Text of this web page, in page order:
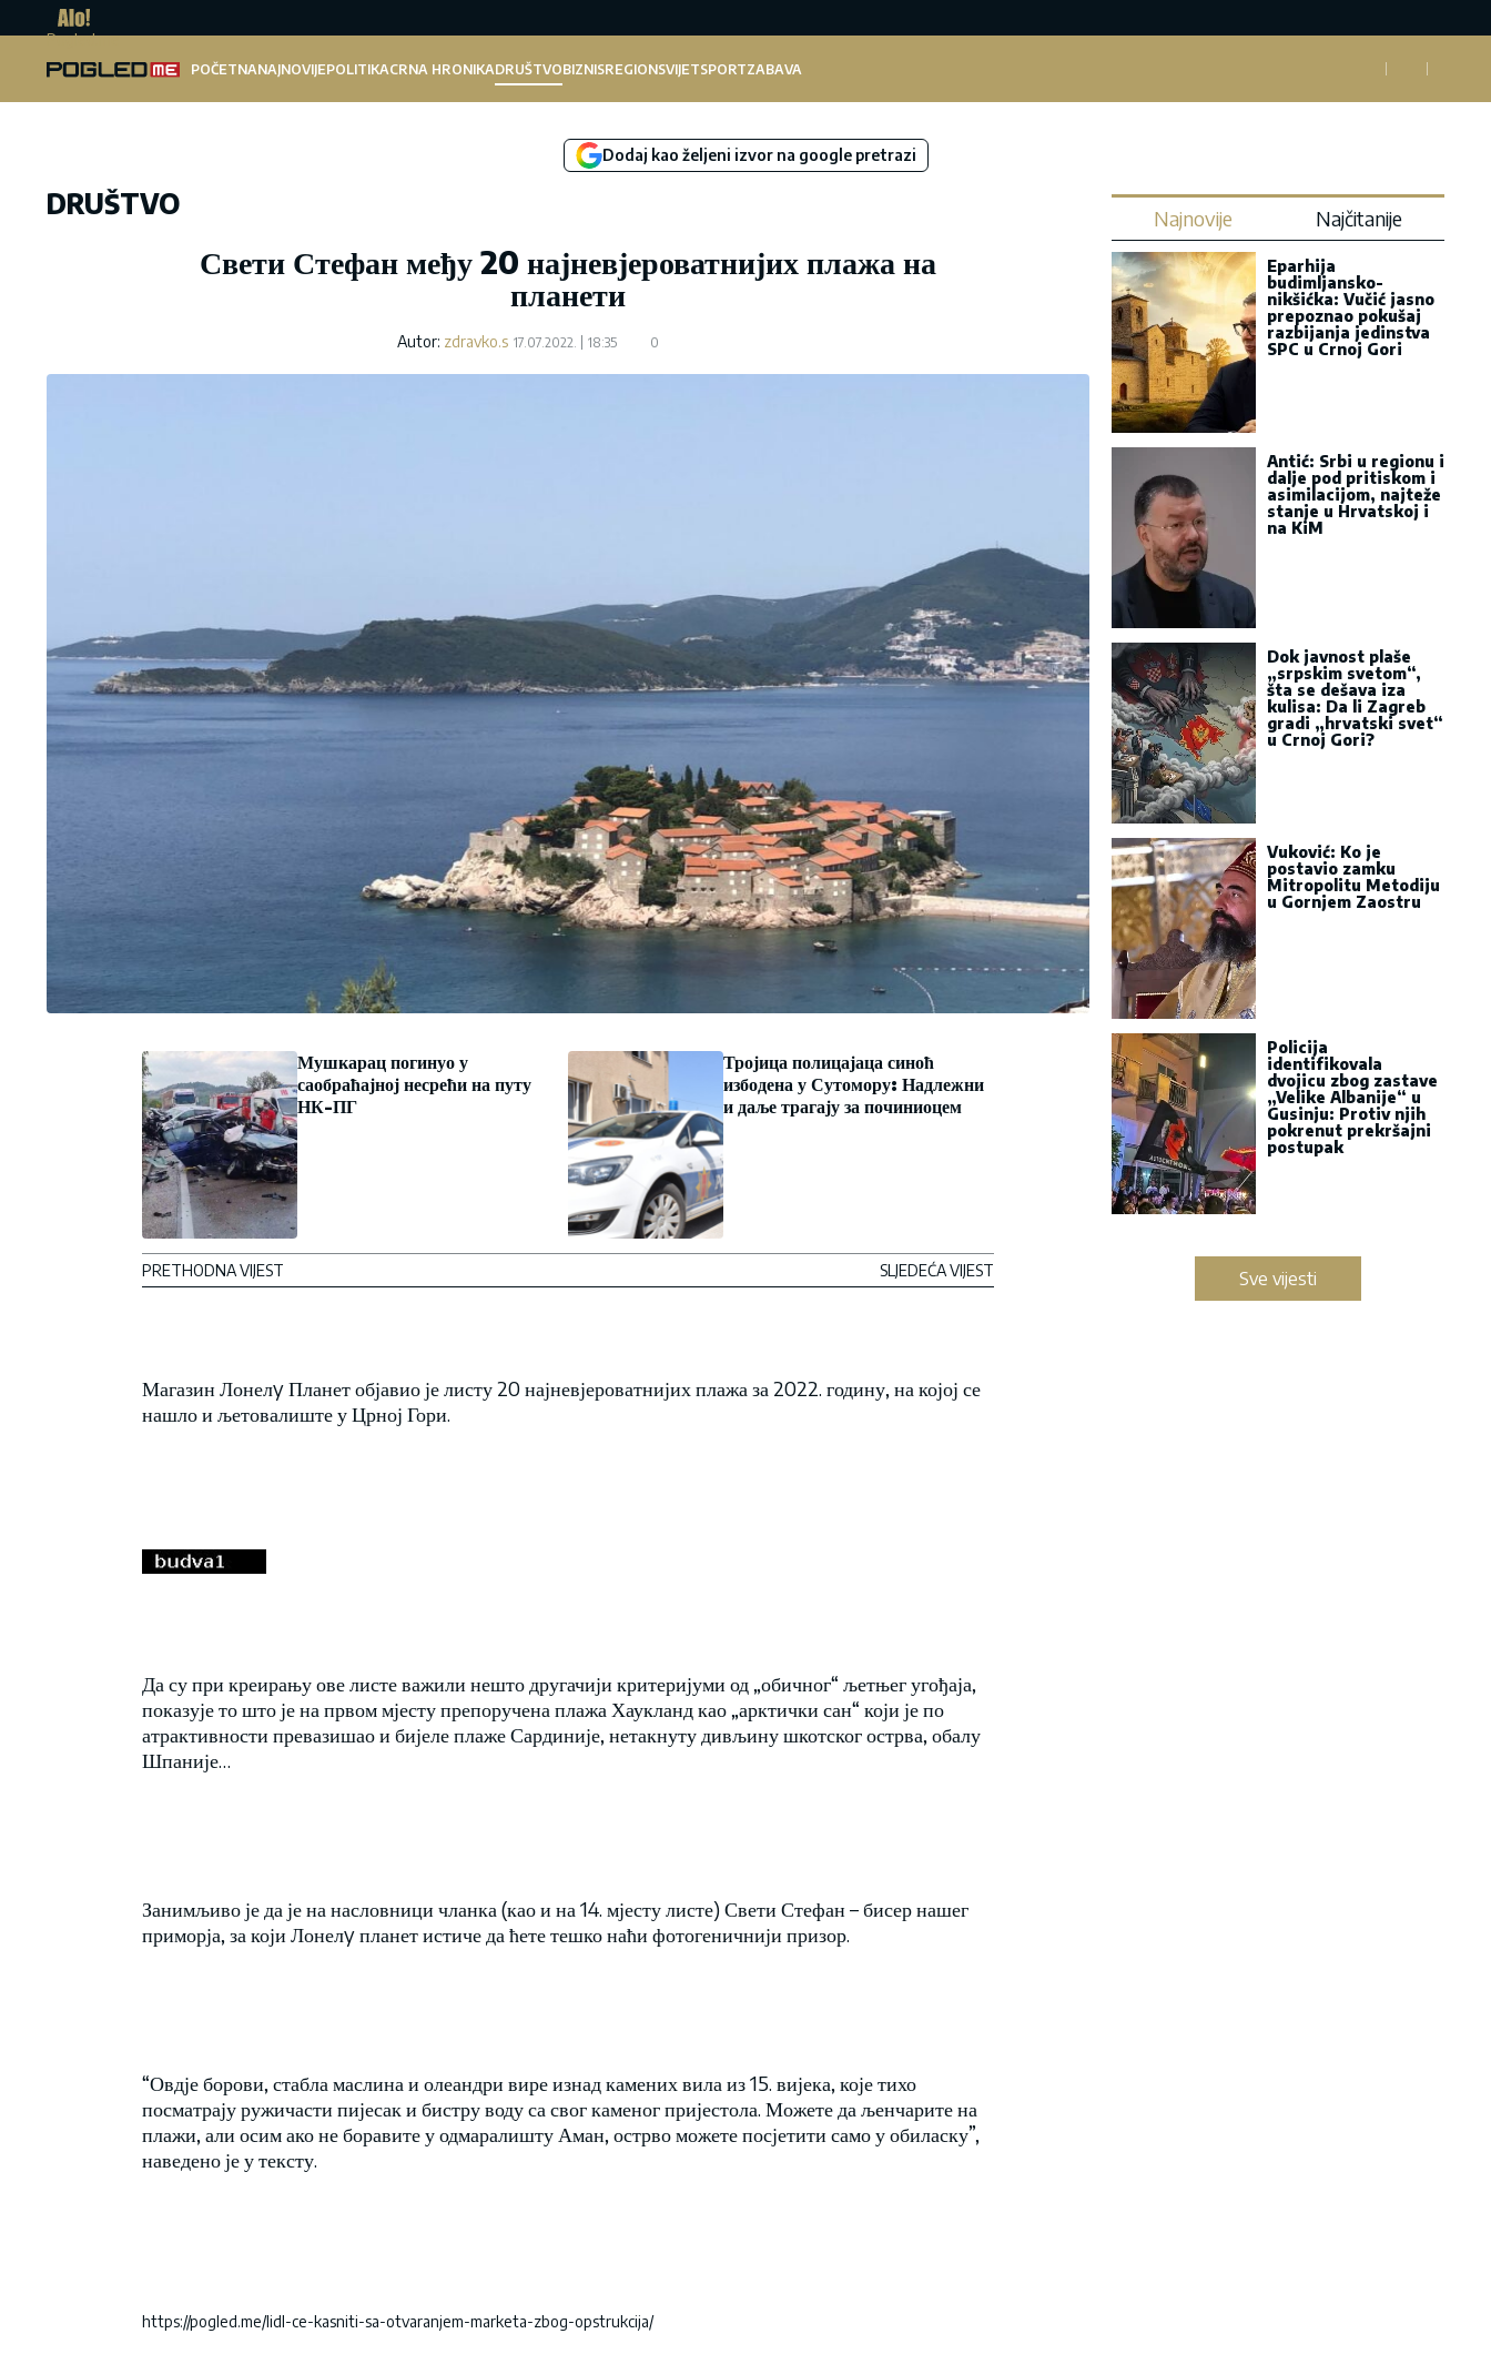
Pogled.me
POČETNANAJNOVIJEPOLITIKACRNA HRONIKADRUŠTVOBIZNISREGIONSVIJETSPORTZABAVA
Dodaj kao željeni izvor na google pretrazi
DRUŠTVO
Свети Стефан међу 20 најневјероватнијих плажа на
планети
Autor: zdravko.s 17.07.2022. 18:35 0
Мушкарац погинуо у
саобраћајној несрећи на путу
НК-ПГ
PRETHODNA VIJEST
Тројица полицајаца синоћ
избодена у Сутомору: Надлежни
и даље трагају за починиоцем
SLJEDEĆA VIJEST
Магазин Лонелy Планет објавио је листу 20 најневјероватнијих плажа за 2022. годину, на којој се
нашло и љетовалиште у Црној Гори.
Да су при креирању ове листе важили нешто другачији критеријуми од „обичног“ љетњег угођаја,
показује то што је на првом мјесту препоручена плажа Хаукланд као „арктички сан“ који је по
атрактивности превазишао и бијеле плаже Сардиније, нетакнуту дивљину шкотског острва, обалу
Шпаније…
Занимљиво је да је на насловници чланка (као и на 14. мјесту листе) Свети Стефан – бисер нашег
приморја, за који Лонелy планет истиче да ћете тешко наћи фотогеничнији призор.
“Овдје борови, стабла маслина и олеандри вире изнад камених вила из 15. вијека, које тихо
посматрају ружичасти пијесак и бистру воду са свог каменог пријестола. Можете да љенчарите на
плажи, али осим ако не боравите у одмаралишту Аман, острво можете посјетити само у обиласку”,
наведено је у тексту.
https://pogled.me/lidl-ce-kasniti-sa-otvaranjem-marketa-zbog-opstrukcija/
Najnovije Najčitanije
Eparhija
budimljansko-
nikšićka: Vučić jasno
prepoznao pokušaj
razbijanja jedinstva
SPC u Crnoj Gori
Antić: Srbi u regionu i
dalje pod pritiskom i
asimilacijom, najteže
stanje u Hrvatskoj i
na KiM
Dok javnost plaše
„srpskim svetom“,
šta se dešava iza
kulisa: Da li Zagreb
gradi „hrvatski svet“
u Crnoj Gori?
Vuković: Ko je
postavio zamku
Mitropolitu Metodiju
u Gornjem Zaostru
Policija
identifikovala
dvojicu zbog zastave
„Velike Albanije“ u
Gusinju: Protiv njih
pokrenut prekršajni
postupak
Sve vijesti